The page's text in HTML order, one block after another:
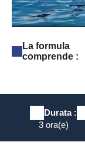
La formula
comprende :
Durata :
3 ora(e)